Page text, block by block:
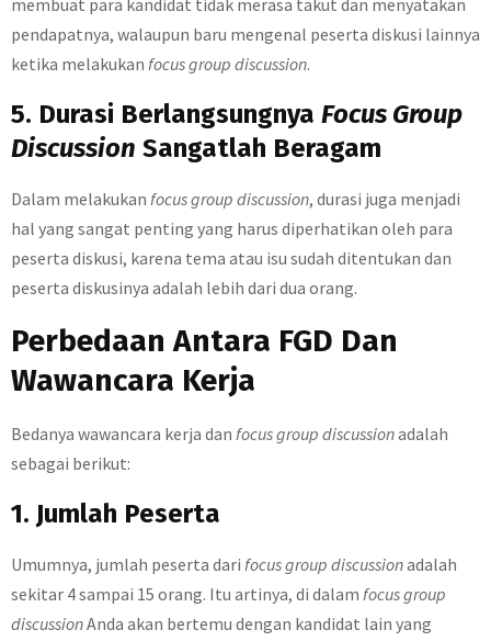
membuat para kandidat tidak merasa takut dan menyatakan
pendapatnya, walaupun baru mengenal peserta diskusi lainnya
ketika melakukan focus group discussion.
5. Durasi Berlangsungnya Focus Group
Discussion Sangatlah Beragam
Dalam melakukan focus group discussion, durasi juga menjadi
hal yang sangat penting yang harus diperhatikan oleh para
peserta diskusi, karena tema atau isu sudah ditentukan dan
peserta diskusinya adalah lebih dari dua orang.
Perbedaan Antara FGD Dan
Wawancara Kerja
Bedanya wawancara kerja dan focus group discussionadalah
sebagai berikut:
1. Jumlah Peserta
Umumnya, jumlah peserta dari focus group discussionadalah
sekitar 4 sampai 15 orang. Itu artinya, di dalam focus group
discussionAnda akan bertemu dengan kandidat lain yang